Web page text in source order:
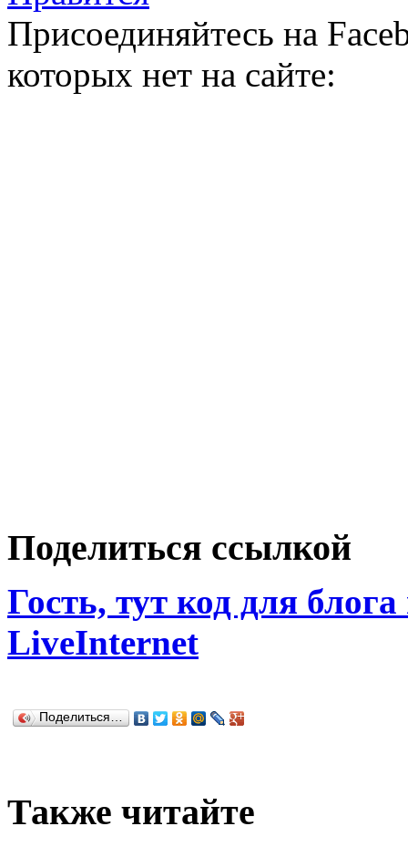
Присоединяйтесь на
которых нет на сайте:
Поделиться ссылкой
Гость, тут код для
LiveInternet
Поделиться…
Также читайте